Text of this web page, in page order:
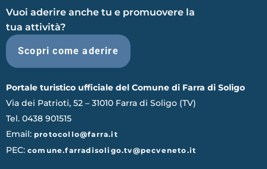
Vuoi aderire anche tu e promuovere la
tua attività?
Scopri come aderire
Portale turistico ufficiale del Comune di Farra di Soligo
Via dei Patrioti, 52 – 31010 Farra di Soligo (TV)
Tel. 0438 901515
Email: protocollo@farra.it
PEC: comune.farradisoligo.tv@pecveneto.it